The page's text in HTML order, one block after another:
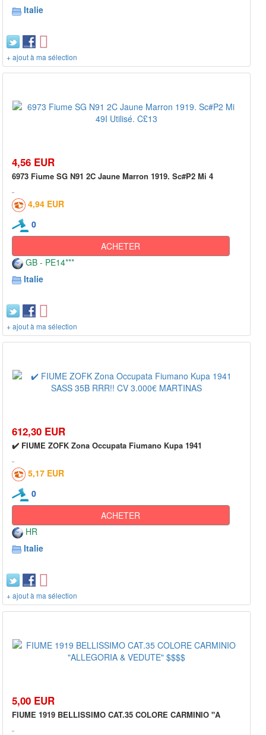
Italie
+ ajout à ma sélection
4,56 EUR
6973 Fiume SG N91 2C Jaune Marron 1919. Sc#P2 Mi 4
4,94 EUR
0
ACHETER
GB - PE14***
Italie
+ ajout à ma sélection
612,30 EUR
✔️ FIUME ZOFK Zona Occupata Fiumano Kupa 1941
5,17 EUR
0
ACHETER
HR
Italie
+ ajout à ma sélection
5,00 EUR
FIUME 1919 BELLISSIMO CAT.35 COLORE CARMINIO "A